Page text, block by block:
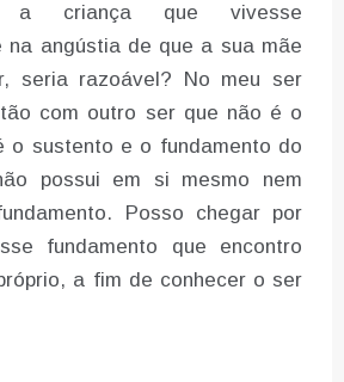
a criança que vivesse
na angústia de que a sua mãe
seria razoável? No meu ser
com outro ser que não é o
o sustento e o fundamento do
possui em si mesmo nem
Posso chegar por
fundamento que encontro
a fim de conhecer o ser